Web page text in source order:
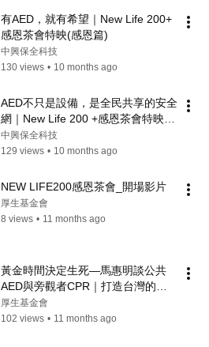
有AED，就有希望｜New Life 200+
感恩茶會特映(感恩篇)
中興保全科技
130 views • 10 months ago
AED不只是設備，是全民共享的安全
網｜New Life 200 +感恩茶會特映
(推廣篇)
中興保全科技
129 views • 10 months ago
NEW LIFE200感恩茶會_開場影片
厚生基金會
8 views • 11 months ago
黃金時間決定生死—馬惠明談公共
AED與旁觀者CPR｜打造台灣的
「生命之鏈」
厚生基金會
102 views • 11 months ago